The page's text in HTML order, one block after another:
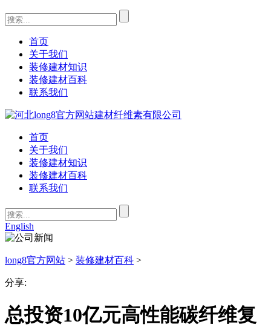
首页
关于我们
装修建材知识
装修建材百科
联系我们
首页
关于我们
装修建材知识
装修建材百科
联系我们
English
long8官方网站 > 装修建材百科 >
分享:
总投资10亿元高性能碳纤维复